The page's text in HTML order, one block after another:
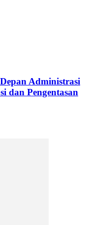
Administrasi
dan Pengentasan